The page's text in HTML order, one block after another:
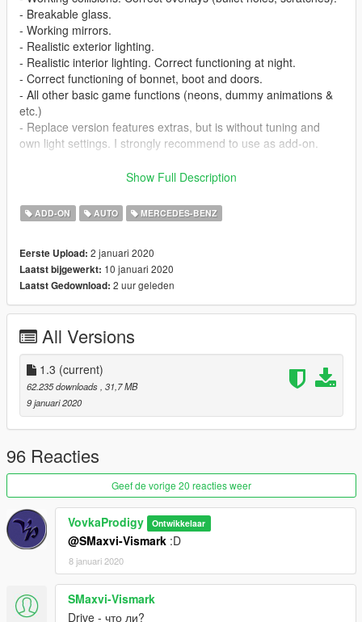
- Breakable glass.
- Working mirrors.
- Realistic exterior lighting.
- Realistic interior lighting. Correct functioning at night.
- Correct functioning of bonnet, boot and doors.
- All other basic game functions (neons, dummy animations &
etc.)
- Replace version features extras, but is without tuning and
own light settings. I strongly recommend to use as add-on.
Model From:GTASA(Free modules)
Converted to GTA5 and completion by VovkaProdigy
Использование на проектах FiveM и Rage MP, строго через
лс группы: https://vk.com/vpproduct .
v1.1
Fix Back Right Reflector
v1.2
1. Update textures
2. Update model wheel
3. Update model engine
4. Retextures back lights!
Update Textures wheel
Show Full Description
ADD-ON AUTO MERCEDES-BENZ
Eerste Upload: 2 januari 2020
Laatst bijgewerkt: 10 januari 2020
Laatst Gedownload: 2 uur geleden
All Versions
1.3 (current)
62.235 downloads , 31,7 MB
9 januari 2020
96 Reacties
Geef de vorige 20 reacties weer
VovkaProdigy Ontwikkelaar
@SMaxvi-Vismark :D
8 januari 2020
SMaxvi-Vismark
Drive - что ли?